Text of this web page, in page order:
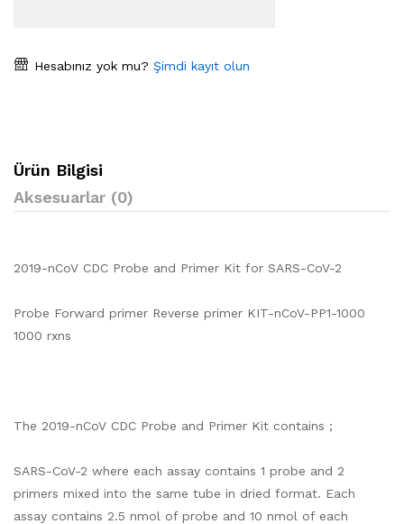
Hesabınız yok mu? Şimdi kayıt olun
Ürün Bilgisi
Aksesuarlar (0)
2019-nCoV CDC Probe and Primer Kit for SARS-CoV-2
Probe Forward primer Reverse primer KIT-nCoV-PP1-1000
1000 rxns
The 2019-nCoV CDC Probe and Primer Kit contains ;
SARS-CoV-2 where each assay contains 1 probe and 2
primers mixed into the same tube in dried format. Each
assay contains 2.5 nmol of probe and 10 nmol of each